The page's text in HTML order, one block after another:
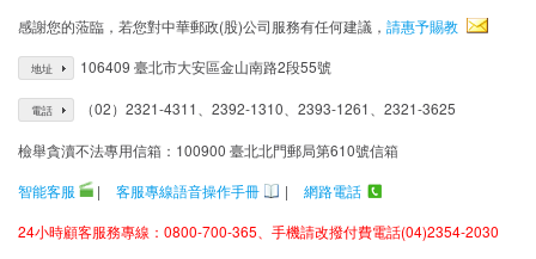
感謝您的蒞臨，若您對中華郵政(股)公司服務有任何建議， 請惠予賜教
地址 106409 臺北市大安區金山南路2段55號
電話 （02）2321-4311、2392-1310、2393-1261、2321-3625
檢舉貪瀆不法專用信箱：100900 臺北北門郵局第610號信箱
智能客服
| 客服專線語音操作手冊 |
網路電話
24小時顧客服務專線：0800-700-365、手機請改撥付費電話(04)2354-2030